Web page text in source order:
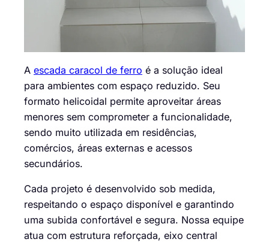
A escada caracol de ferro é a solução ideal
para ambientes com espaço reduzido. Seu
formato helicoidal permite aproveitar áreas
menores sem comprometer a funcionalidade,
sendo muito utilizada em residências,
comércios, áreas externas e acessos
secundários.
Cada projeto é desenvolvido sob medida,
respeitando o espaço disponível e garantindo
uma subida confortável e segura. Nossa equipe
atua com estrutura reforçada, eixo central